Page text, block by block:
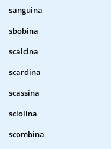
sanguina
sbobina
scalcina
scardina
scassina
sciolina
scombina